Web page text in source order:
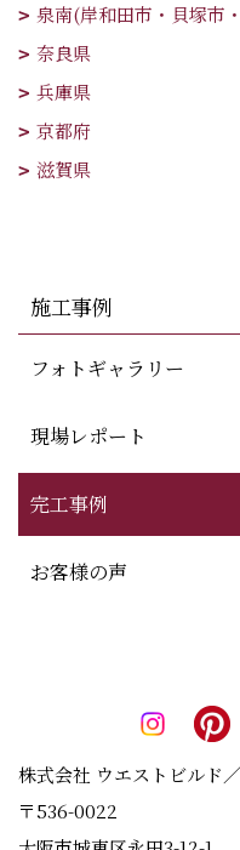
泉南(岸和田市・貝塚市
奈良県
兵庫県
京都府
滋賀県
施工事例
フォトギャラリー
現場レポート
完工事例
お客様の声
株式会社 ウエストビルド
〒536-0022